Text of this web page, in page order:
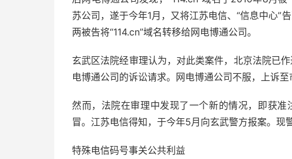
苏公司，遂于今年1月，又将江苏电信、“信息中心”
两被告将“114.cn”域名转移给网电博通公司。
玄武区法院经审理认为，对此类案件，北京法院已
电博通公司的诉讼请求。网电博通公司不服，上诉
然而，法院在审理中发现了一个新的情况，即获准
冒。江苏电信得知，于今年5月向玄武警方报案。现
特殊电信码号事关公共利益